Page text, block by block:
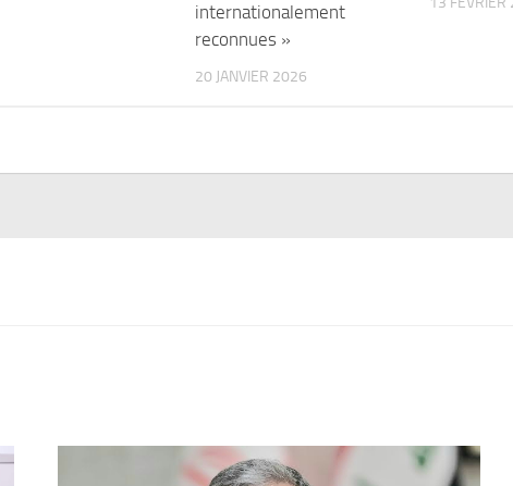
internationalement
reconnues »
20 JANVIER 2026